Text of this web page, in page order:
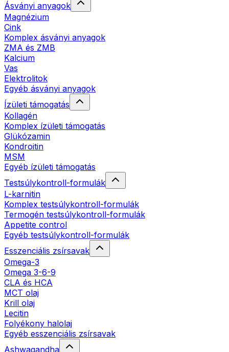
Ásványi anyagok
Magnézium
Cink
Komplex ásványi anyagok
ZMA és ZMB
Kalcium
Vas
Elektrolitok
Egyéb ásványi anyagok
Ízületi támogatás
Kollagén
Komplex ízületi támogatás
Glükózamin
Kondroitin
MSM
Egyéb ízületi támogatás
Testsúlykontroll-formulák
L-karnitin
Komplex testsúlykontroll-formulák
Termogén testsúlykontroll-formulák
Appetite control
Egyéb testsúlykontroll-formulák
Esszenciális zsírsavak
Omega-3
Omega 3-6-9
CLA és HCA
MCT olaj
Krill olaj
Lecitin
Folyékony halolaj
Egyéb esszenciális zsírsavak
Ashwagandha